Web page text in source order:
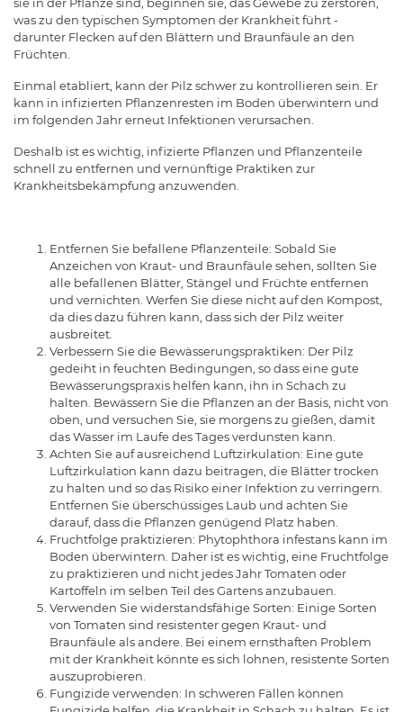
sie in der Pflanze sind, beginnen sie, das Gewebe zu zerstören,
was zu den typischen Symptomen der Krankheit führt -
darunter Flecken auf den Blättern und Braunfäule an den
Früchten.
Einmal etabliert, kann der Pilz schwer zu kontrollieren sein. Er
kann in infizierten Pflanzenresten im Boden überwintern und
im folgenden Jahr erneut Infektionen verursachen.
Deshalb ist es wichtig, infizierte Pflanzen und Pflanzenteile
schnell zu entfernen und vernünftige Praktiken zur
Krankheitsbekämpfung anzuwenden.
Entfernen Sie befallene Pflanzenteile: Sobald Sie
Anzeichen von Kraut- und Braunfäule sehen, sollten Sie
alle befallenen Blätter, Stängel und Früchte entfernen
und vernichten. Werfen Sie diese nicht auf den Kompost,
da dies dazu führen kann, dass sich der Pilz weiter
ausbreitet.
Verbessern Sie die Bewässerungspraktiken: Der Pilz
gedeiht in feuchten Bedingungen, so dass eine gute
Bewässerungspraxis helfen kann, ihn in Schach zu
halten. Bewässern Sie die Pflanzen an der Basis, nicht von
oben, und versuchen Sie, sie morgens zu gießen, damit
das Wasser im Laufe des Tages verdunsten kann.
Achten Sie auf ausreichend Luftzirkulation: Eine gute
Luftzirkulation kann dazu beitragen, die Blätter trocken
zu halten und so das Risiko einer Infektion zu verringern.
Entfernen Sie überschüssiges Laub und achten Sie
darauf, dass die Pflanzen genügend Platz haben.
Fruchtfolge praktizieren: Phytophthora infestans kann im
Boden überwintern. Daher ist es wichtig, eine Fruchtfolge
zu praktizieren und nicht jedes Jahr Tomaten oder
Kartoffeln im selben Teil des Gartens anzubauen.
Verwenden Sie widerstandsfähige Sorten: Einige Sorten
von Tomaten sind resistenter gegen Kraut- und
Braunfäule als andere. Bei einem ernsthaften Problem
mit der Krankheit könnte es sich lohnen, resistente Sorten
auszuprobieren.
Fungizide verwenden: In schweren Fällen können